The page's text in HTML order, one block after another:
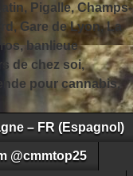
Pigalle, Champs-
Gare de Lyon, La
banlieue
de chez soi,
pour cannabis,
– FR (Espagnol)
@cmmtop25